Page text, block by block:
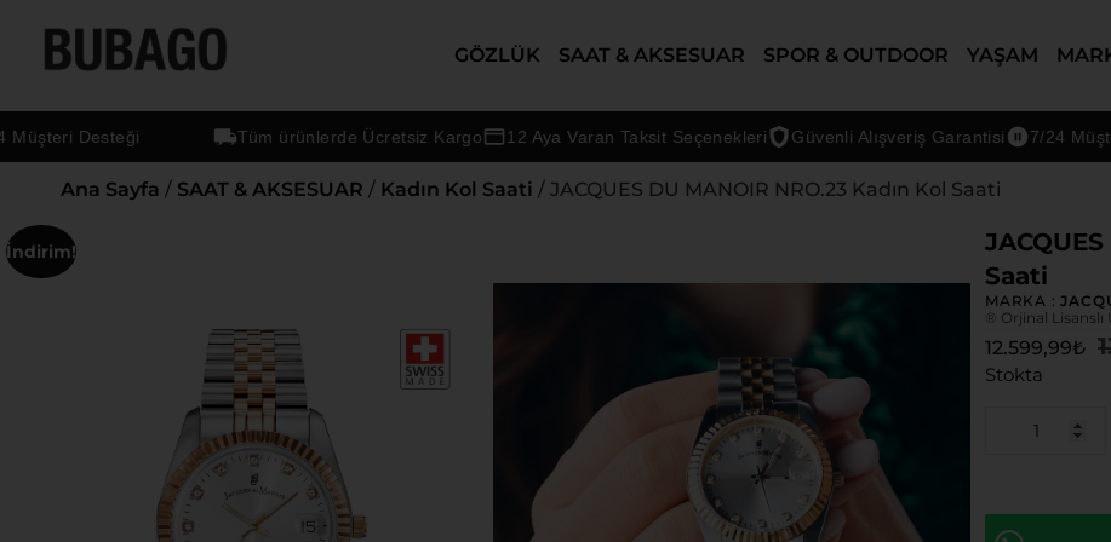
GÖZLÜK SAAT & AKSESUAR SPOR & OUTDOOR YAŞAM
Desteği Tüm ürünlerde Ücretsiz Kargo 12 Aya Varan Taksit Seçenekleri Güvenli Alışveriş Garantisi 7/24 Müşteri
Ana Sayfa / SAAT & AKSESUAR / Kadın Kol Saati / JACQUES DU MANOIR NRO.23 Kadın Kol Saati
İndirim!
Saati
MARKA :
® Orjinal Lisanslı
12.599,99₺
Stokta